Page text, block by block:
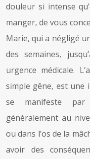
douleur si intense
manger, de vous
Marie, qui a négligé
des semaines,
urgence médicale.
simple gêne, est une
se manifeste
généralement au
ou dans l’os de la
avoir des